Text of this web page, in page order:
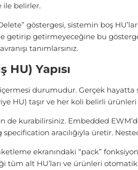
ile belirler.
göstergesi, sistemin boş
getirip getirmeyeceğine bu
tanımlarsınız.
Yapısı
durumudur. Gerçek hayatta
HU) taşır ve her koli belirli
kurabilirsiniz. Embedded
aracılığıyla üretir.
ekranındaki “pack”
tüm alt HU’ları ve ürünleri